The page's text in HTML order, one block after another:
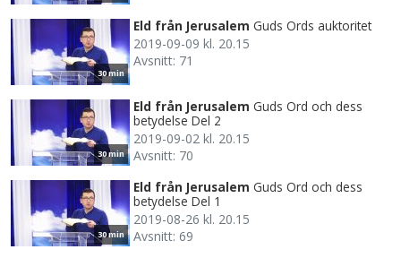
30 min
Eld från Jerusalem Guds Ords auktoritet
2019-09-09 kl. 20.15
Avsnitt: 71
30 min
Eld från Jerusalem Guds Ord och dess
betydelse Del 2
2019-09-02 kl. 20.15
Avsnitt: 70
30 min
Eld från Jerusalem Guds Ord och dess
betydelse Del 1
2019-08-26 kl. 20.15
Avsnitt: 69